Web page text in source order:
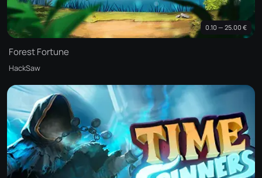
0.10 — 25.00 €
Forest Fortune
HackSaw